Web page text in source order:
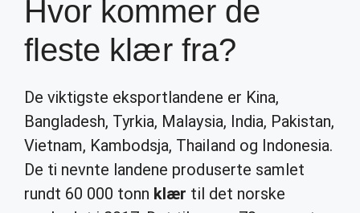
Hvor kommer de
fleste klær fra?
De viktigste eksportlandene er Kina,
Bangladesh, Tyrkia, Malaysia, India, Pakistan,
Vietnam, Kambodsja, Thailand og Indonesia.
De ti nevnte landene produserte samlet
rundt 60 000 tonn klær til det norske